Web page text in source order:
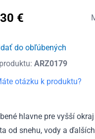
€
II
5m
do obľúbených
ARZ0179
otázku k produktu?
hlavne pre vyšší
od snehu, vody a